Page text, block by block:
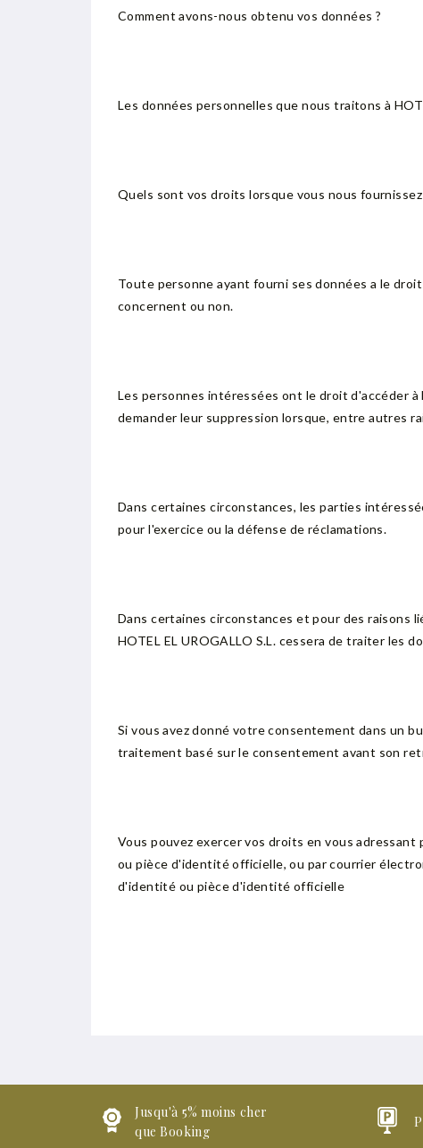
Comment avons-nous obtenu vos données ?
Les données personnelles que nous traitons à
Quels sont vos droits lorsque vous nous fournissez
Toute personne ayant fourni ses données a le
concernent ou non.
Les personnes intéressées ont le droit d'accéder
demander leur suppression lorsque, entre autres
Dans certaines circonstances, les parties
pour l'exercice ou la défense de réclamations.
Dans certaines circonstances et pour des raisons
HOTEL EL UROGALLO S.L. cessera de traiter les
Si vous avez donné votre consentement dans un
traitement basé sur le consentement avant son
Vous pouvez exercer vos droits en vous
ou pièce d'identité officielle, ou par courrier
d'identité ou pièce d'identité officielle
Jusqu'à 5% moins cher
que Booking